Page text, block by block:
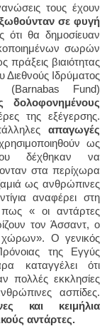
τους έχουν
σε φυγή
ότι θα δημοσίευαν
σωρών
βιαιότητας
Ιδρύματος
(Barnabas Fund)
δολοφονημένους
της εξέγερσης.
απαγωγές
ως
δέχθηκαν να
στα περίχωρα
ως ανθρώπινες
αναφέρει στη
πως « οι αντάρτες
τον Άσσαντ, ο
Ο γενικός
της Εγγύς
καταγγέλει ότι
πολλές εκκλησίες
ασπίδες.
και κειμήλια
αντάρτες.